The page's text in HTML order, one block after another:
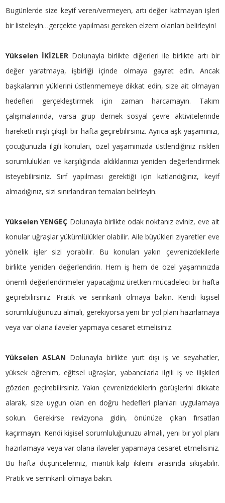
Bugünlerde size keyif veren/vermeyen, artı değer katmayan işleri
bir listeleyin…gerçekte yapılması gereken elzem olanları belirleyin!
Yükselen İKİZLER Dolunayla birlikte diğerleri ile birlikte artı bir
değer yaratmaya, işbirliği içinde olmaya gayret edin. Ancak
başkalarının yüklerini üstlenmemeye dikkat edin, size ait olmayan
hedefleri gerçekleştirmek için zaman harcamayın. Takım
çalışmalarında, varsa grup dernek sosyal çevre aktivitelerinde
hareketli inişli çıkışlı bir hafta geçirebilirsiniz. Ayrıca aşk yaşamınızı,
çocuğunuzla ilgili konuları, özel yaşamınızda üstlendiğiniz riskleri
sorumlulukları ve karşılığında aldıklarınızı yeniden değerlendirmek
isteyebilirsiniz. Sırf yapılması gerektiği için katlandığınız, keyif
almadığınız, sizi sınırlandıran temaları belirleyin.
Yükselen YENGEÇ Dolunayla birlikte odak noktanız eviniz, eve ait
konular uğraşlar yükümlülükler olabilir. Aile büyükleri ziyaretler eve
yönelik işler sizi yorabilir. Bu konuları yakın çevrenizdekilerle
birlikte yeniden değerlendirin. Hem iş hem de özel yaşamınızda
önemli değerlendirmeler yapacağınız üretken mücadeleci bir hafta
geçirebilirsiniz. Pratik ve serinkanlı olmaya bakın. Kendi kişisel
sorumluluğunuzu almalı, gerekiyorsa yeni bir yol planı hazırlamaya
veya var olana ilaveler yapmaya cesaret etmelisiniz.
Yükselen ASLAN Dolunayla birlikte yurt dışı iş ve seyahatler,
yüksek öğrenim, eğitsel uğraşlar, yabancılarla ilgili iş ve ilişkileri
gözden geçirebilirsiniz. Yakın çevrenizdekilerin görüşlerini dikkate
alarak, size uygun olan en doğru hedefleri planları uygulamaya
sokun. Gerekirse revizyona gidin, önünüze çıkan fırsatları
kaçırmayın. Kendi kişisel sorumluluğunuzu almalı, yeni bir yol planı
hazırlamaya veya var olana ilaveler yapamaya cesaret etmelisiniz.
Bu hafta düşünceleriniz, mantık-kalp ikilemi arasında sıkışabilir.
Pratik ve serinkanlı olmaya bakın.